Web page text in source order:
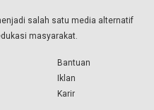
salah satu media alternatif
masyarakat.
Bantuan
Iklan
Karir